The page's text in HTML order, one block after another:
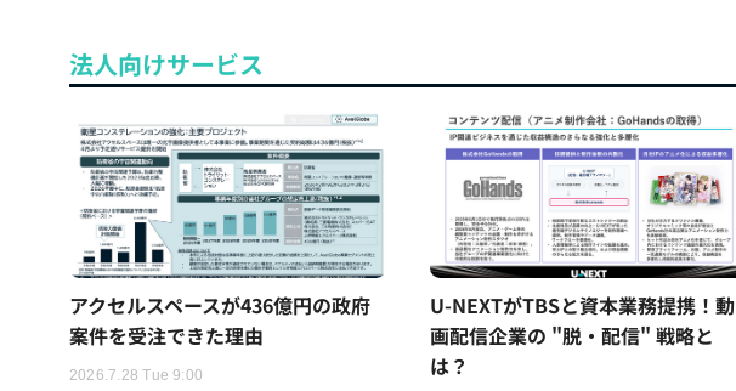
法人向けサービス
アクセルスペースが436億円の政府
案件を受注できた理由
2026.7.28 Tue 9:00
U-NEXTがTBSと資本業務提携！動
画配信企業の "脱・配信" 戦略と
は？